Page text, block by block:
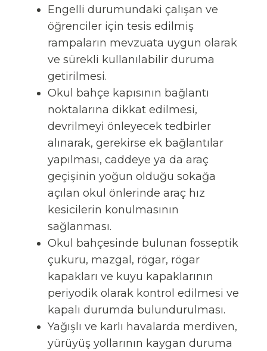
Engelli durumundaki çalışan ve
öğrenciler için tesis edilmiş
rampaların mevzuata uygun olarak
ve sürekli kullanılabilir duruma
getirilmesi.
Okul bahçe kapısının bağlantı
noktalarına dikkat edilmesi,
devrilmeyi önleyecek tedbirler
alınarak, gerekirse ek bağlantılar
yapılması, caddeye ya da araç
geçişinin yoğun olduğu sokağa
açılan okul önlerinde araç hız
kesicilerin konulmasının
sağlanması.
Okul bahçesinde bulunan fosseptik
çukuru, mazgal, rögar, rögar
kapakları ve kuyu kapaklarının
periyodik olarak kontrol edilmesi ve
kapalı durumda bulundurulması.
Yağışlı ve karlı havalarda merdiven,
yürüyüş yollarının kaygan duruma